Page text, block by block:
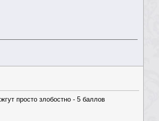
просто злобостно - 5 баллов